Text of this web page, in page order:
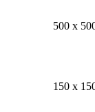
500 x
150 x